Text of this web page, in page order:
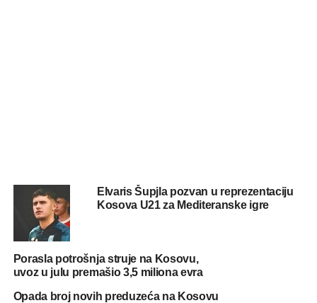
Elvaris Šupjla pozvan u reprezentaciju
Kosova U21 za Mediteranske igre
Porasla potrošnja struje na Kosovu,
uvoz u julu premašio 3,5 miliona evra
Opada broj novih preduzeća na Kosovu